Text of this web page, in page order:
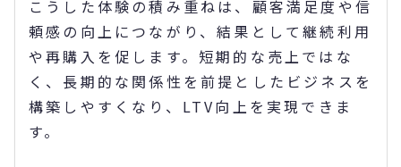
こうした体験の積み重ねは、顧客満足度や信
頼感の向上につながり、結果として継続利用
や再購入を促します。短期的な売上ではな
く、長期的な関係性を前提としたビジネスを
構築しやすくなり、LTV向上を実現できま
す。